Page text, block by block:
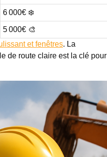
6 000€ ❄️
5 000€ 🎨
et fenêtres. La
de route claire est la clé pour